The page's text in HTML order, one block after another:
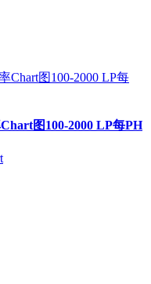
图100-2000 LP每PH